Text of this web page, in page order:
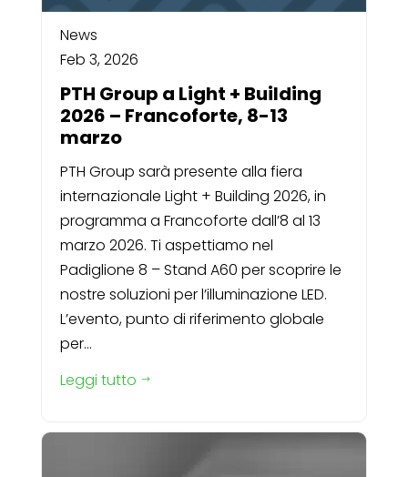
News
Feb 3, 2026
PTH Group a Light + Building
2026 – Francoforte, 8-13
marzo
PTH Group sarà presente alla fiera
internazionale Light + Building 2026, in
programma a Francoforte dall’8 al 13
marzo 2026. Ti aspettiamo nel
Padiglione 8 – Stand A60 per scoprire le
nostre soluzioni per l’illuminazione LED.
L’evento, punto di riferimento globale
per...
Leggi tutto $